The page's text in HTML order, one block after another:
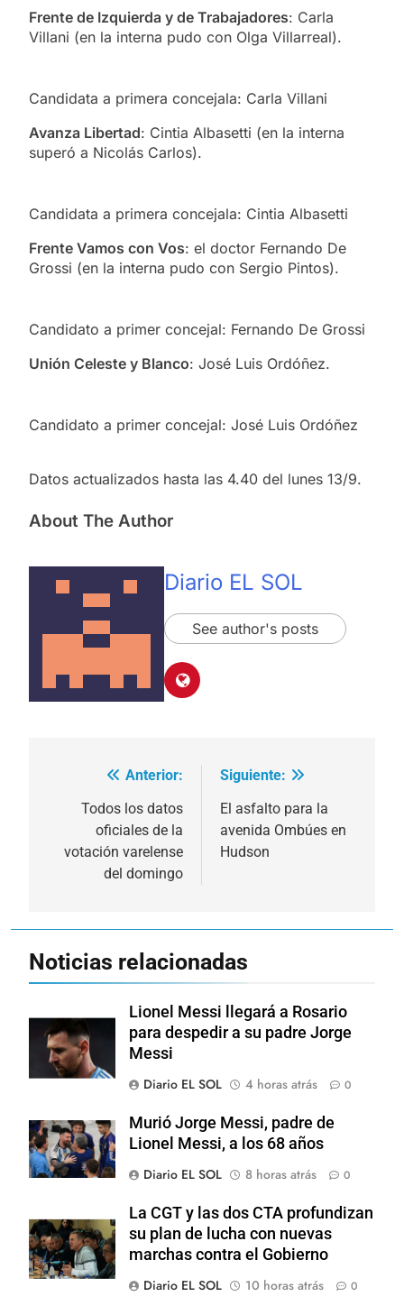
Frente de Izquierda y de Trabajadores: Carla
Villani (en la interna pudo con Olga Villarreal).
Candidata a primera concejala: Carla Villani
Avanza Libertad: Cintia Albasetti (en la interna
superó a Nicolás Carlos).
Candidata a primera concejala: Cintia Albasetti
Frente Vamos con Vos: el doctor Fernando De
Grossi (en la interna pudo con Sergio Pintos).
Candidato a primer concejal: Fernando De Grossi
Unión Celeste y Blanco: José Luis Ordóñez.
Candidato a primer concejal: José Luis Ordóñez
Datos actualizados hasta las 4.40 del lunes 13/9.
About The Author
Diario EL SOL
See author's posts
Navegación
entradas
Anterior:
Todos los datos
oficiales de la
votación varelense
del domingo
Siguiente:
El asfalto para la
avenida Ombúes en
Hudson
Noticias relacionadas
Lionel Messi llegará a Rosario
para despedir a su padre Jorge
Messi
Diario EL SOL
4 horas atrás 0
Murió Jorge Messi, padre de
Lionel Messi, a los 68 años
Diario EL SOL
8 horas atrás 0
La CGT y las dos CTA profundizan
su plan de lucha con nuevas
marchas contra el Gobierno
Diario EL SOL
10 horas atrás 0